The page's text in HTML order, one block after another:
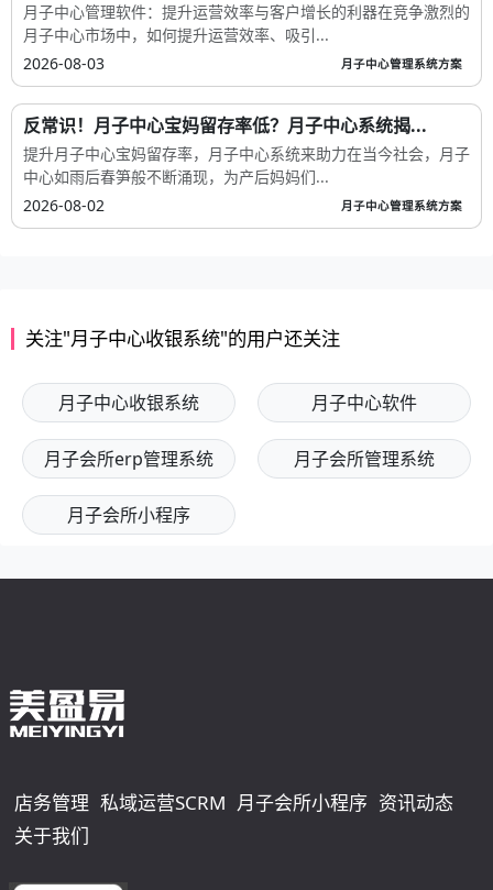
月子中心管理软件：提升运营效率与客户增长的利器在竞争激烈的
月子中心市场中，如何提升运营效率、吸引...
2026-08-03
月子中心管理系统方案
反常识！月子中心宝妈留存率低？月子中心系统揭...
提升月子中心宝妈留存率，月子中心系统来助力在当今社会，月子
中心如雨后春笋般不断涌现，为产后妈妈们...
2026-08-02
月子中心管理系统方案
关注"月子中心收银系统"的用户还关注
月子中心收银系统 月子中心软件
月子会所erp管理系统 月子会所管理系统
月子会所小程序
店务管理 私域运营SCRM 月子会所小程序 资讯动态
关于我们